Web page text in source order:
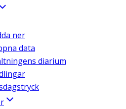
ner
data
diarium